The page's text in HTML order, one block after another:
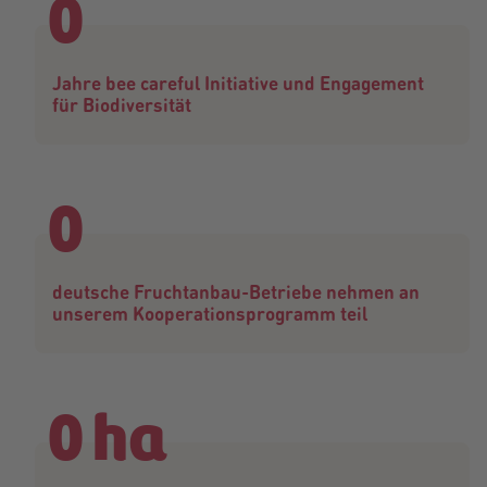
0
Jahre bee careful Initiative und Engagement
für Biodiversität
0
deutsche Fruchtanbau-Betriebe nehmen an
unserem Kooperationsprogramm teil
0 ha